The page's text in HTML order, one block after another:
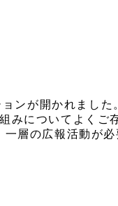
ンが開かれました
みについてよくご
層の広報活動が必